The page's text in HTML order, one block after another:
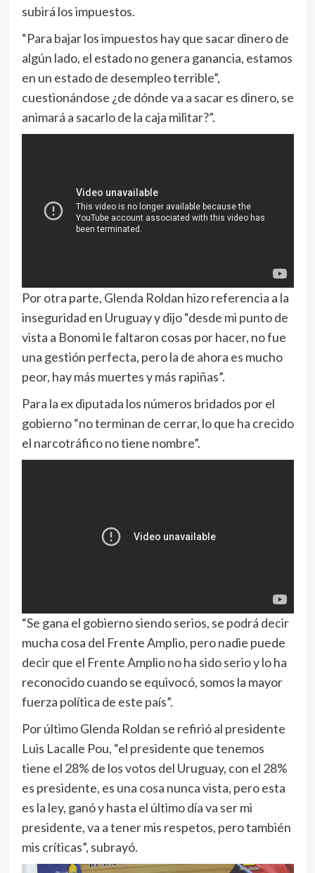
subirá los impuestos.
“Para bajar los impuestos hay que sacar dinero de
algún lado, el estado no genera ganancia, estamos
en un estado de desempleo terrible”,
cuestionándose ¿de dónde va a sacar es dinero, se
animará a sacarlo de la caja militar?”.
Por otra parte, Glenda Roldan hizo referencia a la
inseguridad en Uruguay y dijo “desde mi punto de
vista a Bonomi le faltaron cosas por hacer, no fue
una gestión perfecta, pero la de ahora es mucho
peor, hay más muertes y más rapiñas”.
Para la ex diputada los números bridados por el
gobierno “no terminan de cerrar, lo que ha crecido
el narcotráfico no tiene nombre”.
“Se gana el gobierno siendo serios, se podrá decir
mucha cosa del Frente Amplio, pero nadie puede
decir que el Frente Amplio no ha sido serio y lo ha
reconocido cuando se equivocó, somos la mayor
fuerza política de este país”.
Por último Glenda Roldan se refirió al presidente
Luis Lacalle Pou, “el presidente que tenemos
tiene el 28% de los votos del Uruguay, con el 28%
es presidente, es una cosa nunca vista, pero esta
es la ley, ganó y hasta el último día va ser mi
presidente, va a tener mis respetos, pero también
mis críticas”, subrayó.